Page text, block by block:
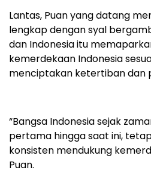
Lantas, Puan yang datang
lengkap dengan syal
dan Indonesia itu
kemerdekaan Indonesia
menciptakan ketertiban dan
“Bangsa Indonesia sejak
pertama hingga saat ini,
konsisten mendukung
Puan.